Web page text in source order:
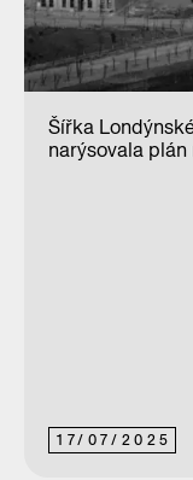
17/ 07/ 2025
Šířka
narýsovala plán